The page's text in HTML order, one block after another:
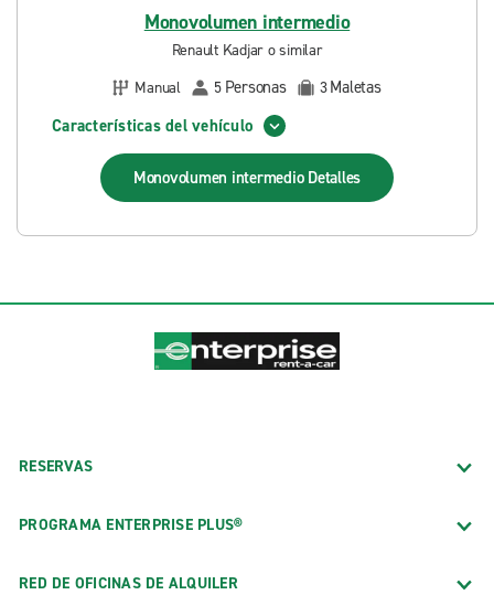
Monovolumen intermedio
Renault Kadjar o similar
Manual
5 Personas 3Maletas
Características del vehículo
Monovolumen intermedio Detalles
RESERVAS
PROGRAMA ENTERPRISE PLUS®
RED DE OFICINAS DE ALQUILER